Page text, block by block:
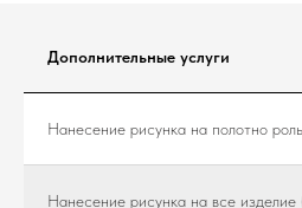
Дополнительные услуги
Нанесение рисунка на полотно
Нанесение рисунка на все изделие